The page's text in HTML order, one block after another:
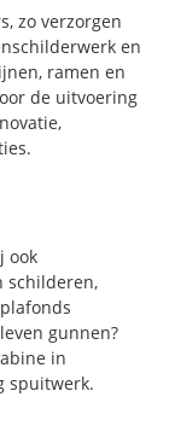
zo verzorgen
en
ramen en
de uitvoering
ook
schilderen,
gunnen?
in
spuitwerk.